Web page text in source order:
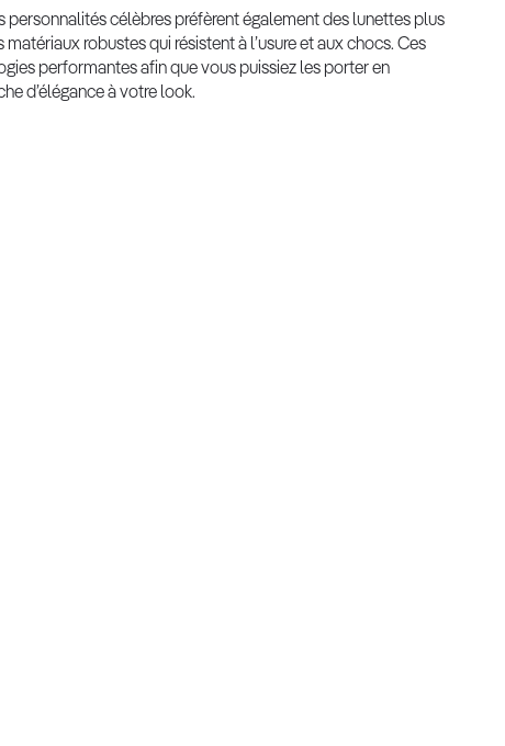
célèbres préfèrent également des lunettes plus
robustes qui résistent à l’usure et aux chocs. Ces
performantes afin que vous puissiez les porter en
d’élégance à votre look.